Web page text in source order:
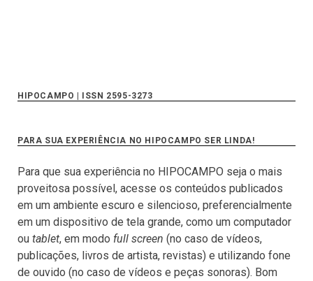
HIPOCAMPO | ISSN 2595-3273
PARA SUA EXPERIÊNCIA NO HIPOCAMPO SER LINDA!
Para que sua experiência no HIPOCAMPO seja o mais
proveitosa possível, acesse os conteúdos publicados
em um ambiente escuro e silencioso, preferencialmente
em um dispositivo de tela grande, como um computador
ou tablet, em modo full screen (no caso de vídeos,
publicações, livros de artista, revistas) e utilizando fone
de ouvido (no caso de vídeos e peças sonoras). Bom